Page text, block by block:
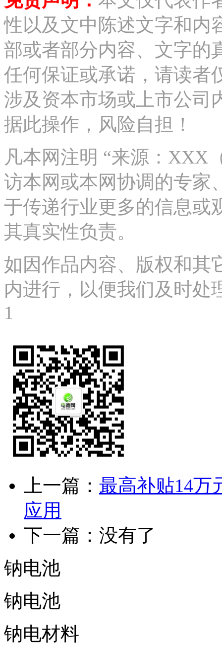
性以及文中陈述文字和内
部或者部分内容、文字的
任何保证或承诺，请读者
涉及资本市场或上市公司
据此操作，风险自担！
凡本网注明 “来源：XXX
访本网或本网协调的专家
于传递行业更多的信息或
其真实性负责。
如因作品内容、版权和其
内进行，以便我们及时处
1
上一篇： 最高补贴14万
应用
下一篇：没有了
钠电池
钠电池
钠电材料